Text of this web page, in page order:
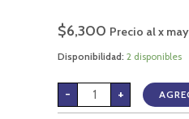
$6,300 Precio al x
Disponibilidad: 2 disponibles
- +